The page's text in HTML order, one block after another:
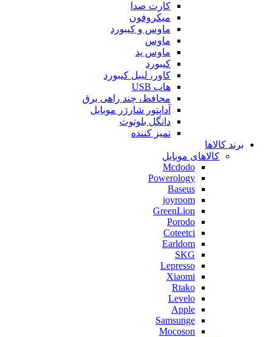
کارت صدا
میکروفون
ماوس و کیبورد
ماوس
ماوس پد
کیبورد
کاور، لیبل کیبورد
هاب USB
محافظ، چند راهی برق
آداپتور شارژر موبایل
دانگل بلوتوث
تمیز کننده
برند کالاها
کالاهای موبایل
Mcdodo
Powerology
Baseus
joyroom
GreenLion
Porodo
Coteetci
Earldom
SKG
Lepresso
Xiaomi
Rtako
Levelo
Apple
Samsunge
Mocoson